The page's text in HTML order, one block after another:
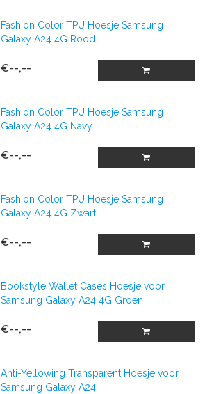
Fashion Color TPU Hoesje Samsung
Galaxy A24 4G Rood
€--,--
Fashion Color TPU Hoesje Samsung
Galaxy A24 4G Navy
€--,--
Fashion Color TPU Hoesje Samsung
Galaxy A24 4G Zwart
€--,--
Bookstyle Wallet Cases Hoesje voor
Samsung Galaxy A24 4G Groen
€--,--
Anti-Yellowing Transparent Hoesje voor
Samsung Galaxy A24